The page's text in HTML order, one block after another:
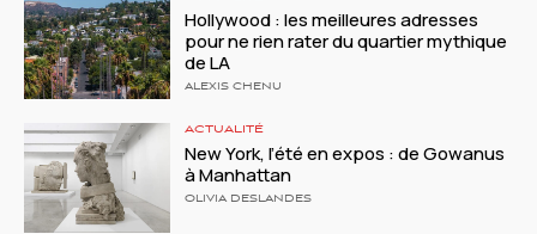
Hollywood : les meilleures adresses
pour ne rien rater du quartier mythique
de LA
ALEXIS CHENU
ACTUALITÉ
New York, l’été en expos : de Gowanus
à Manhattan
OLIVIA DESLANDES